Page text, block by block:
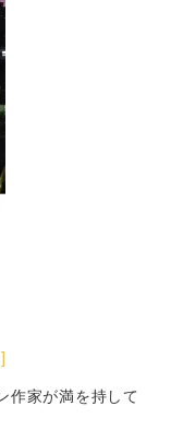
作家が満を持して